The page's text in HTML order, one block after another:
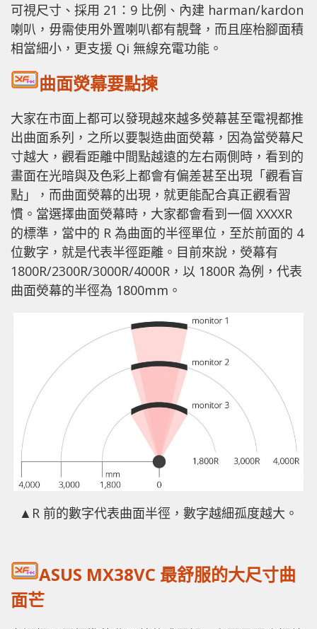
可視尺寸、採用 21：9 比例、內建 harman/kardon
喇叭，毋需使用外置喇叭都有靚聲，而且座枱腳面積
相當細小，更支援 Qi 無線充電功能。
曲面熒幕要點揀
大家在市面上都可以發現越來越多熒幕甚至電視都推
出曲面系列，之所以要製造曲面熒幕，因為當熒幕尺
寸越大，觀看距離中間點越遠的左右兩側時，看到的
畫面在光暗與及色彩上都會有偏差甚至出現「觀看盲
點」，而曲面熒幕的出現，就更能配合真正觀看習
慣。當選擇曲面熒幕時，大家都會看到一個 XXXXR
的標準，當中的 R 為曲面的半徑單位，至於前面的 4
位數字，就是代表半徑距離。目前來說，熒幕有
1800R/2300R/3000R/4000R，以 1800R 為例，代表
曲面熒幕的半徑為 1800mm。
▲R 前的數字代表曲面半徑，數字越細孤度越大。
ASUS MX38VC 最舒服的大尺寸曲
面芒